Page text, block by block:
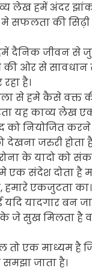
लेख हमें अंदर
सफलता की
दैनिक जीवन से
की ओर से
है।
से हमे कैसे वक्त
यह काव्य लेख एक
को नियोजित
जरुरी होता
के यादो को
एक संदेश दोता है
एकजुटता
यदि यादगार बन
जे सुख मिलता है
तो एक माध्यम है
समझा जाता है।